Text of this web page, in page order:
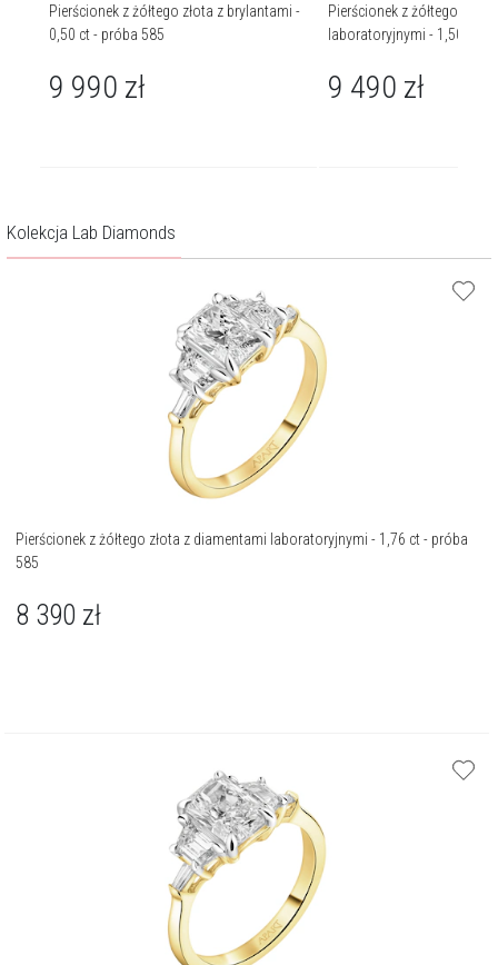
Pierścionek z żółtego złota z brylantami -
0,50 ct - próba 585
9 990 zł
Pierścionek z żółtego
laboratoryjnymi - 1,50 ct -
9 490 zł
Kolekcja Lab Diamonds
Pierścionek z żółtego złota z diamentami laboratoryjnymi - 1,76 ct - próba
585
8 390 zł